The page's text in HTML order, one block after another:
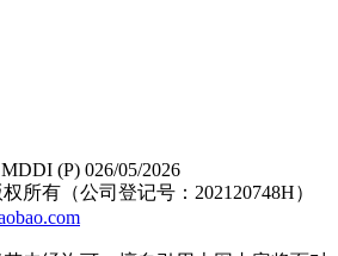
(P) 026/05/2026
所有（公司登记号：202120748H）